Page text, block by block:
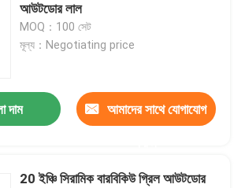
আউটডোর লাল
MOQ：100 সেট
মূল্য：Negotiating price
দাম আমাদের সাথে যোগাযোগ
20 ইঞ্চি সিরামিক বারবিকিউ গ্রিল আউটডোর